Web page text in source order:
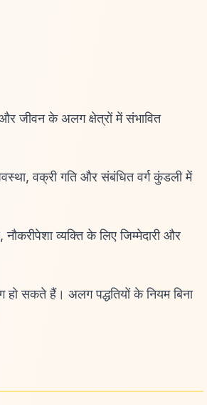
जीवन के अलग क्षेत्रों में संभावित
वक्री गति और संबंधित वर्ग कुंडली में
व्यक्ति के लिए जिम्मेदारी और
हो सकते हैं। अलग पद्धतियों के नियम बिना